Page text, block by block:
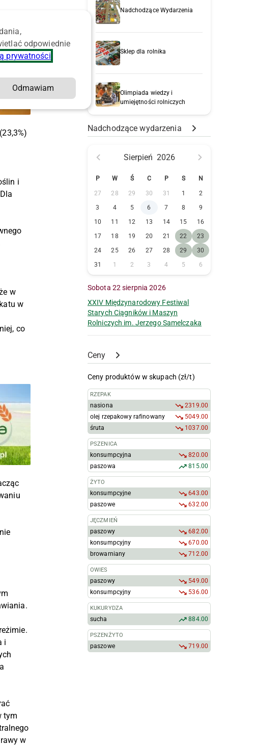
i
w
w
co
i
tym
w
Nadchodzące Wydarzenia
Sklep dla rolnika
Olimpiada wiedzy i
umiejętności rolniczych
Nadchodzące wydarzenia
Sierpień 2026
P W Ś C P S N
27 28 29 30 31 1
2
3
4 5 6 7 8
9
10
11 12 13 14 15
16
17
18 19 20 21 22
23
24
25 26 27 28 29
30
31
1 2 3 4 5 6
Sobota 22 sierpnia 2026
XXIV Międzynarodowy Festiwal
Starych Ciągników i Maszyn
Rolniczych im. Jerzego Samelczaka
Ceny
Ceny produktów w skupach (zł/t)
RZEPAK
nasiona
2319.00
olej rzepakowy rafinowany
5049.00
śruta
1037.00
PSZENICA
konsumpcyjna
820.00
paszowa
815.00
ŻYTO
konsumpcyjne
643.00
paszowe
632.00
JĘCZMIEŃ
paszowy
682.00
konsumpcyjny
670.00
browarniany
712.00
OWIES
paszowy
549.00
konsumpcyjny
536.00
KUKURYDZA
sucha 884.00
PSZENŻYTO
paszowe 719.00
odpowiednie
prywatności
Odmawiam